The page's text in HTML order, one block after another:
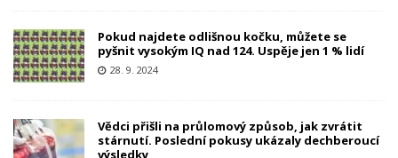
Pokud najdete odlišnou kočku, můžete se
pyšnit vysokým IQ nad 124. Uspěje jen 1 % lidí
28. 9. 2024
Vědci přišli na průlomový způsob, jak zvrátit
stárnutí. Poslední pokusy ukázaly dechberoucí
výsledky